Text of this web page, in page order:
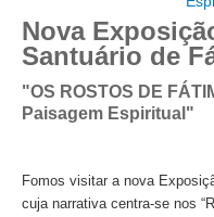
Lisboa Cosmopolita
Sintra
Sintra, Cabo da Roca e
Serra de Montejunto e
Fátima, Batalha, Nazaré e
Nova
Santuário de
"OS ROSTOS DE
Paisagem Espiritual"
Fomos visitar a nova
cuja narrativa centra-se nos